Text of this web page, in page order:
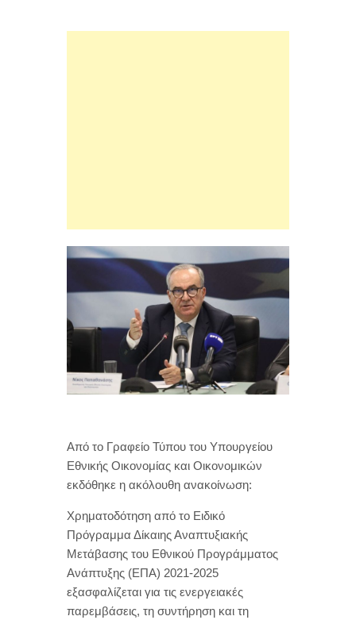
Από το Γραφείο Τύπου του Υπουργείου
Εθνικής Οικονομίας και Οικονομικών
εκδόθηκε η ακόλουθη ανακοίνωση:
Χρηματοδότηση από το Ειδικό
Πρόγραμμα Δίκαιης Αναπτυξιακής
Μετάβασης του Εθνικού Προγράμματος
Ανάπτυξης (ΕΠΑ) 2021-2025
εξασφαλίζεται για τις ενεργειακές
παρεμβάσεις, τη συντήρηση και τη